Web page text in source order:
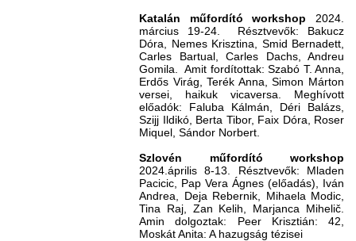
Katalán műfordító workshop 2024.
március 19-24. Résztvevők: Bakucz
Dóra, Nemes Krisztina, Smid Bernadett,
Carles Bartual, Carles Dachs, Andreu
Gomila. Amit fordítottak: Szabó T. Anna,
Erdős Virág, Terék Anna, Simon Márton
versei, haikuk vicaversa. Meghívott
előadók: Faluba Kálmán, Déri Balázs,
Szijj Ildikó, Berta Tibor, Faix Dóra, Roser
Miquel, Sándor Norbert.
Szlovén műfordító workshop
2024.április 8-13. Résztvevők: Mladen
Pacicic, Pap Vera Ágnes (előadás), Iván
Andrea, Deja Rebernik, Mihaela Modic,
Tina Raj, Zan Kelih, Marjanca Mihelič.
Amin dolgoztak: Peer Krisztián: 42,
Moskát Anita: A hazugság tézisei